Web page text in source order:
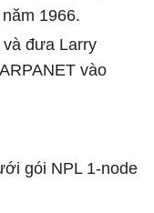
1966.
và đưa Larry
vào
gói NPL 1-node